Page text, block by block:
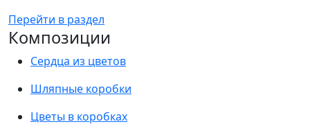
Перейти в раздел
Композиции
Сердца из цветов
Шляпные коробки
Цветы в коробках